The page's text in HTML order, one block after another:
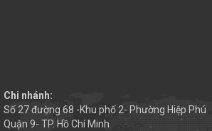
Chi nhánh:
Số 27 đường 68 -Khu phố 2- Phường Hiệp Phú
Quận 9- TP. Hồ Chí Minh